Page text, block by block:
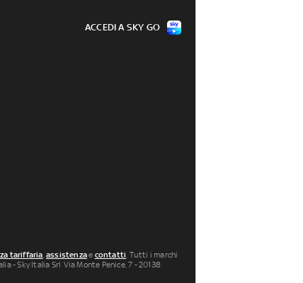
ACCEDI A SKY GO
tariffaria,assistenzae contatti. Tutti i marchi
- Sky Italia Srl Via Monte Penice, 7 - 20138